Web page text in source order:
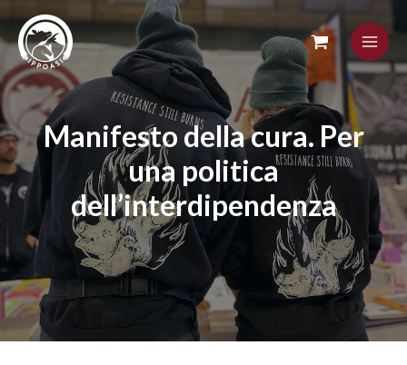
to
content
Manifesto della cura. Per
una politica
dell’interdipendenza